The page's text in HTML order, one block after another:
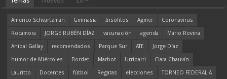
Americo Schvartzman Gimnasia Insólitos Agmer
Coronavirus
Rocamora
JORGE RUBÉN DÍAZ vacunación agenda
Mario Rovina
Aníbal Gallay
recomendados Parque Sur ATE
Jorge Díaz
humor de Miércoles
Bordet Marbot Urribarri
Clara Chauvín
Lauritto
Docentes fútbol Regatas elecciones
TORNEO FEDERAL A